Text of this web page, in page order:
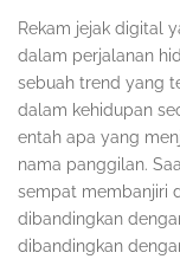
Rekam jejak digital
dalam perjalanan
sebuah trend yang
dalam kehidupan
entah apa yang
nama panggilan.
sempat membanjiri
dibandingkan
dibandingkan